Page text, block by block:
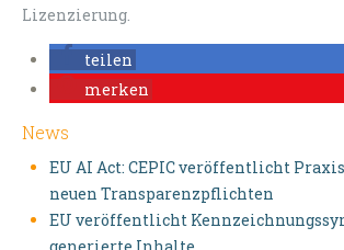
Lizenzierung.
teilen
merken
News
EU AI Act: CEPIC veröffentlicht
neuen Transparenzpflichten
EU veröffentlicht
generierte Inhalte